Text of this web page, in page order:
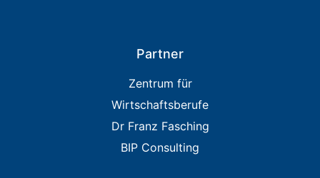
Partner
Zentrum für
Wirtschaftsberufe
Dr Franz Fasching
BIP Consulting